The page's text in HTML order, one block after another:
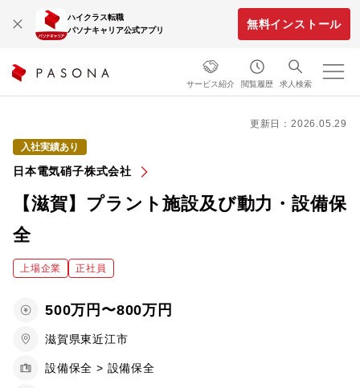
ハイクラス転職
パソナキャリア公式アプリ
無料インストール
サービス紹介 閲覧履歴 求人検索
更新日：2026.05.29
入社実績あり
日本電気硝子株式会社
【滋賀】プラント施設及び動力・設備保
全
上場企業 正社員
500万円〜800万円
滋賀県東近江市
設備保全 > 設備保全